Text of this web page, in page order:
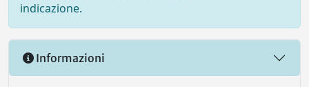
indicazione.
Informazioni